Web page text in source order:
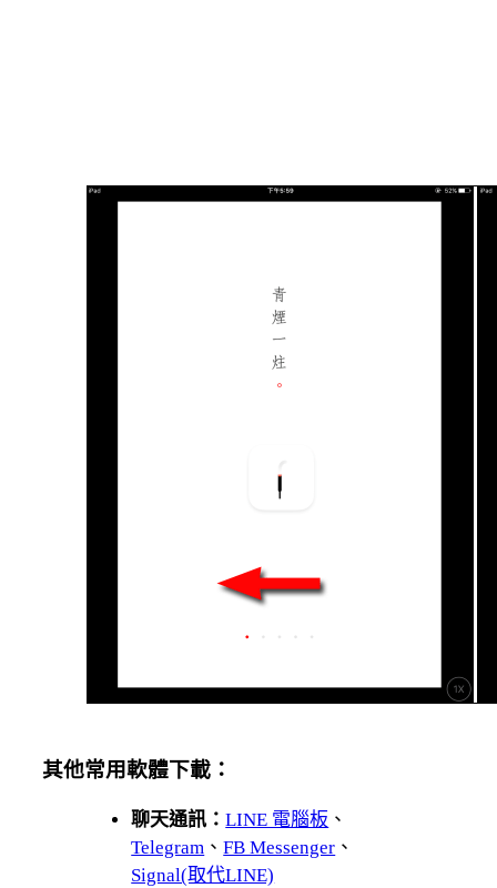
其他常用軟體下載：
聊天通訊：LINE 電腦板 、
Telegram 、FB Messenger 、
Signal(取代LINE)